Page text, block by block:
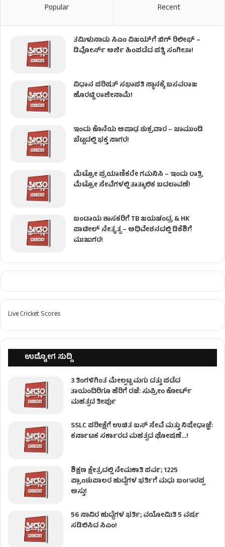
Popular Recent
ತಮಿಳುನಾಡು ಸಿಎಂ ವಿಜಯ್‌ಗೆ ಬಿಗ್ ರಿಲೀಫ್ –
ಡಿವೋರ್ಸ್ ಅರ್ಜಿ ಹಿಂಪಡೆದ ಪತ್ನಿ ಸಂಗೀತಾ!
ವಿಧಾನ ಪರಿಷತ್ ಸಭಾಪತಿ ಸ್ಥಾನಕ್ಕೆ ಬಸವರಾಜ
ಹೊರಟ್ಟಿ ರಾಜೀನಾಮೆ!
ಇಂದು ಕೊನೆಯ ಆಷಾಢ ಶುಕ್ರವಾರ – ಚಾಮುಂಡಿ
ಬೆಟ್ಟದಲ್ಲಿ ಭಕ್ತ ಸಾಗರ!
ಮೆಟ್ರೋ ಪ್ರಯಾಣಿಕರೇ ಗಮನಿಸಿ – ಇಂದು ರಾತ್ರಿ
ಮೆಟ್ರೋ ಸೇವೆಗಳಲ್ಲಿ ತಾತ್ಕಾಲಿಕ ಬದಲಾವಣೆ!
ಬಂಡಾಯ ಶಾಸಕರಿಗೆ TB ಜಯಚಂದ್ರ & HK
ಪಾಟೀಲ್ ನೇತೃತ್ವ – ಅಧಿವೇಶನದಲ್ಲಿ ಡಿಕೆಶಿಗೆ
ಮುಜುಗರ!
Live Cricket Scores
ಉದ್ಯೋಗ ಸುದ್ದಿ
3 ತಿಂಗಳಿಗಿಂತ ಮೇಲ್ಪಟ್ಟ ಮಗು ದತ್ತು ಪಡೆದ
ತಾಯಂದಿರಿಗೂ ಹೆರಿಗೆ ರಜೆ: ಸುಪ್ರೀಂ ಕೋರ್ಟ್
ಮಹತ್ವದ ತೀರ್ಪು
SSLC ಪರೀಕ್ಷೆಗೆ ಉಚಿತ ಬಸ್ ಸೇವೆ ಮತ್ತು ನಿಷೇಧಾಜ್ಞೆ:
ಕರ್ನಾಟಕ ಸರ್ಕಾರದ ಮಹತ್ವದ ಘೋಷಣೆ…!
ಶಿಕ್ಷಣ ಕ್ಷೇತ್ರದಲ್ಲಿ ನೇಮಕಾತಿ ಪರ್ವ; 1225
ಪ್ರಾಂಶುಪಾಲರ ಹುದ್ದೆಗಳ ಭರ್ತಿಗೆ ಮಧು ಬಂಗಾರಪ್ಪ
ಅಸ್ತು!
56 ಸಾವಿರ ಹುದ್ದೆಗಳ ಭರ್ತಿ; ವಯೋಮಿತಿ 5 ವರ್ಷ
ಸಡಿಲಿಸಿದ ಸಿಎಂ!